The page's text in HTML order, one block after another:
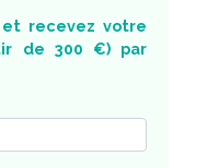
et recevez votre
de 300 €) par